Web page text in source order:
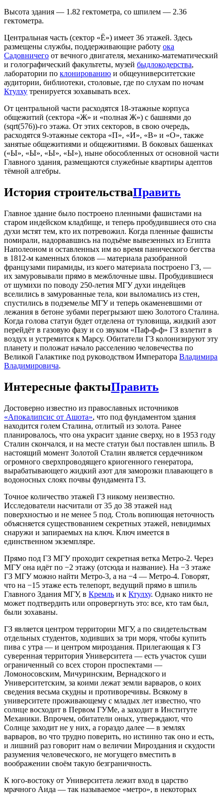
Высота здания — 1.82 гектометра, со шпилем — 2.36
гектометра.
Центральная часть (сектор «Ё») имеет 36 этажей. Здесь
размещены службы, поддерживающие работу ока
Садовничего от вечного двигателя, механико-математический
и голографический факультеты, музей быдлокодерства,
лаборатории по клонированию и общеуниверситетские
аудитории, библиотеки, столовые, где по слухам по ночам
Ктулху тренируется зохавывать всех.
От центральной части расходятся 18-этажные корпуса
общежитий (сектора «Ж» и «полная Ж») с башнями до
(sqrt(576))-го этажа. От этих секторов, в свою очередь,
расходятся 9-этажные сектора «П», «И», «В» и «О», также
занятые общежитиями и общежитиями. В боковых башенках
(«Ы», «Ы», «Ы», «Ы»), ныне обособленных от основной части
Главного здания, размещаются служебные квартиры адептов
тёмной алгебры.
История строительстваПравить
Главное здание было построено пленными фашистами на
старом индейском кладбище, и теперь пробудившиеся ото сна
духи мстят тем, кто их потревожил. Когда пленные фашисты
помирали, надорвавшись на подъёме вывезенных из Египта
Наполеоном и оставленных им во время панического бегства
в 1812-м каменных блоков — материала разобранной
французами пирамиды, из коего материала построено ГЗ, —
их замуровывали прямо в межблочные швы. Пробудившиеся
от шумихи по поводу 250-летия МГУ духи индейцев
вселились в замурованные тела, кои выломались из стен,
спустились в подземелье МГУ и теперь окаменевшими от
лежания в бетоне зубами перегрызают шею Золотого Сталина.
Когда голова статуи будет отделена от туловища, жидкий азот
перейдёт в газовую фазу и со звуком «Паф-ф-ф» ГЗ взлетит в
воздух и устремится к Марсу. Обитатели ГЗ колонизируют эту
планету и положат начало расселению человечества по
Великой Галактике под руководством Императора Владимира
Владимировича.
Интересные фактыПравить
Достоверно известно из православных источников
«Апокалипсис от Ашота», что под фундаментом здания
находится голем Сталина, отлитый из золота. Ранее
планировалось, что она украсит здание сверху, но в 1953 году
Сталин скончался, и на месте статуи был поставлен шпиль. В
настоящий момент Золотой Сталин является сердечником
огромного сверхпроводящего криогенного генератора,
вырабатывающего жидкий азот для заморозки плавающего в
водоносных слоях почвы фундамента ГЗ.
Точное количество этажей ГЗ никому неизвестно.
Исследователи насчитали от 35 до 38 этажей над
поверхностью и не менее 5 под. Столь вопиющая неточность
объясняется существованием секретных этажей, невидимых
снаружи и запираемых на ключ. Ключ имеется в
единственном экземпляре.
Прямо под ГЗ МГУ проходит секретная ветка Метро-2. Через
МГУ она идёт по −2 этажу (отсюда и название). На −3 этаже
ГЗ МГУ можно найти Метро-3, а на −4 — Метро-4. Говорят,
что на −15 этаже есть телепорт, ведущий прямо в шпиль
Главного Здания МГУ, в Кремль и к Ктулху. Однако никто не
может подтвердить или опровергнуть это: все, кто там был,
были зохаваны.
ГЗ является центром территории МГУ, а по свидетельствам
отдельных студентов, ходивших за три моря, чтобы купить
пива с утра — и центром мироздания. Прилегающая к ГЗ
суверенная территория Университета — есть участок суши
ограниченный со всех сторон проспектами —
Ломоносовским, Мичуринским, Вернадского и
Университетским, за коими лежат земли варваров, о коих
сведения весьма скудны и противоречивы. Всякому в
университете проживающему с младых лет известно, что
солнце восходит в Первом ГУМе, а заходит в Институте
Механики. Впрочем, обитатели оных, утверждают, что
Солнце заходит не у них, а гораздо далее — в землях
варваров, во что трудно поверить, но истинно так оно и есть,
и лишний раз говорит нам о величии Мироздания и скудости
разумения человеческого, не могущего вместить в
воображении своём такую безграничность.
К юго-востоку от Университета лежит вход в царство
мрачного Аида — так называемое «метро», в некоторых